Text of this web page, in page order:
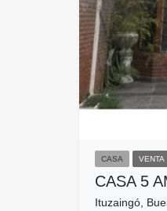
CASA VENTA
CASA 5
Ituzaingó,